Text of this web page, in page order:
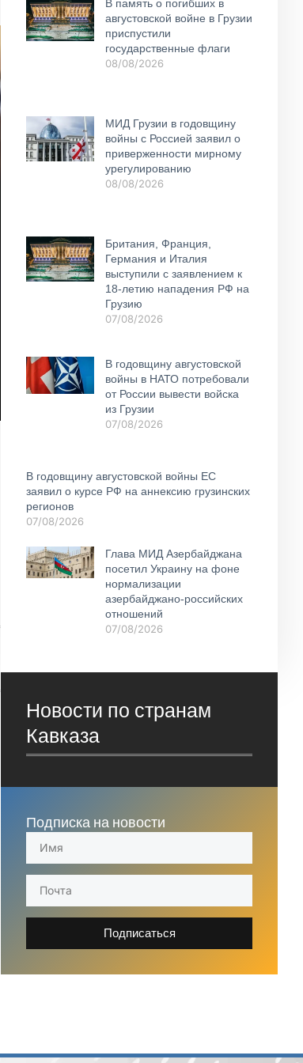
В память о погибших в
августовской войне в Грузии
приспустили
государственные флаги
08/08/2026
МИД Грузии в годовщину
войны с Россией заявил о
приверженности мирному
урегулированию
08/08/2026
Британия, Франция,
Германия и Италия
выступили с заявлением к
18-летию нападения РФ на
Грузию
07/08/2026
В годовщину августовской
войны в НАТО потребовали
от России вывести войска
из Грузии
07/08/2026
В годовщину августовской войны ЕС
заявил о курсе РФ на аннексию грузинских
регионов
07/08/2026
Глава МИД Азербайджана
посетил Украину на фоне
нормализации
азербайджано-российских
отношений
07/08/2026
Новости по странам
Кавказа
Подписка на новости
Подписаться